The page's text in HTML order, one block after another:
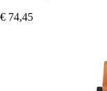
€ 74,45